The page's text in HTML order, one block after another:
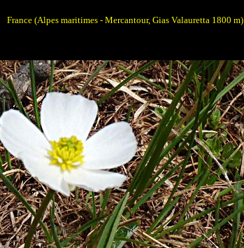
France (Alpes maritimes - Mercantour, Gias Valauretta 1800 m)